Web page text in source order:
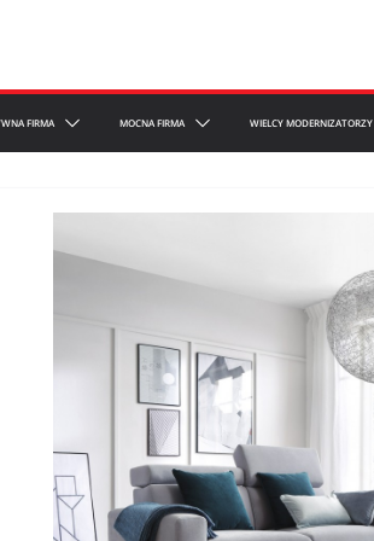
FIRMA MOCNA FIRMA WIELCY MODERNIZATORZY